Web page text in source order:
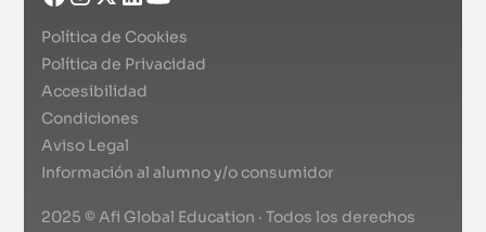
Política de Cookies
Política de Privacidad
Accesibilidad
Condiciones
Aviso Legal
Información al alumno y/o consumidor
2025 © Afi Global Education · Todos los derechos